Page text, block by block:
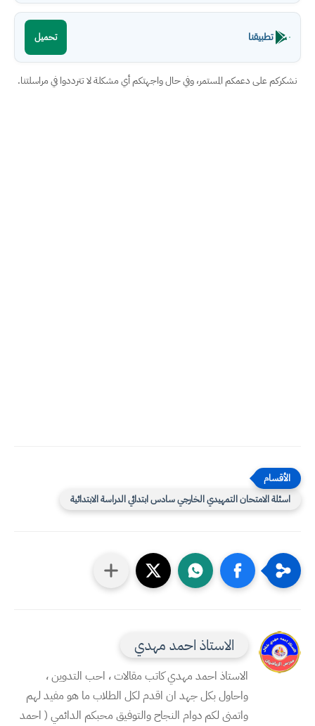
تطبيقنا تحميل
نشكركم على دعمكم المستمر، وفي حال واجهتكم أي مشكلة لا تترددوا في مراسلتنا.
اسئلة الامتحان التمهيدي الخارجي سادس ابتدائي الدراسة الابتدائية
الاستاذ احمد مهدي
الاستاذ احمد مهدي كاتب مقالات ، احب التدوين ،
واحاول بكل جهد ان اقدم لكل الطلاب ما هو مفيد لهم
واتمنى لكم دوام النجاح والتوفيق محبكم الدائمي ( احمد